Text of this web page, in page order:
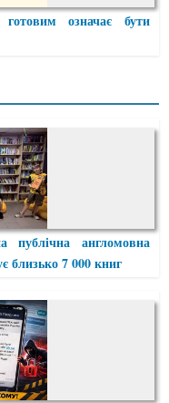
означає бути
публічна англомовна
близько 7 000 книг